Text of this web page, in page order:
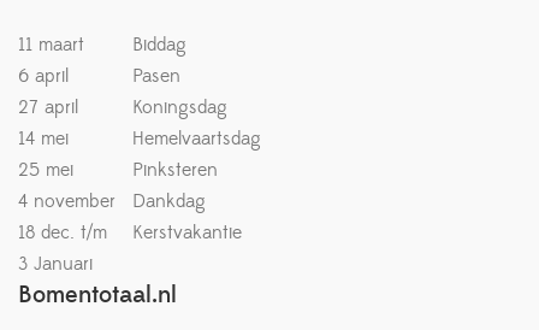
11 maart
Biddag
6 april
Pasen
27 april
Koningsdag
14 mei
Hemelvaartsdag
25 mei
Pinksteren
4 november
Dankdag
18 dec. t/m
Kerstvakantie
3 Januari
Bomentotaal.nl